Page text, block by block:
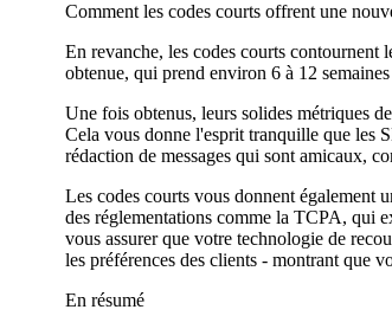
Comment les codes courts offrent une
En revanche, les codes courts contournent
obtenue, qui prend environ 6 à 12
Une fois obtenus, leurs solides métriques
Cela vous donne l'esprit tranquille que les
rédaction de messages qui sont amicaux,
Les codes courts vous donnent également
des réglementations comme la TCPA, qui
vous assurer que votre technologie de
les préférences des clients - montrant que
En résumé